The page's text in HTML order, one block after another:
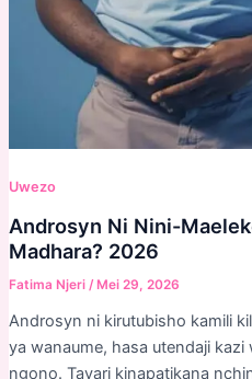
Uwezo
Androsyn Ni Nini-
Madhara? 2026
Fatima Njeri /Mei 29, 2026
Androsyn ni kirutubisho kamili
ya wanaume, hasa utendaji kazi
ngono. Tayari kinapatikana